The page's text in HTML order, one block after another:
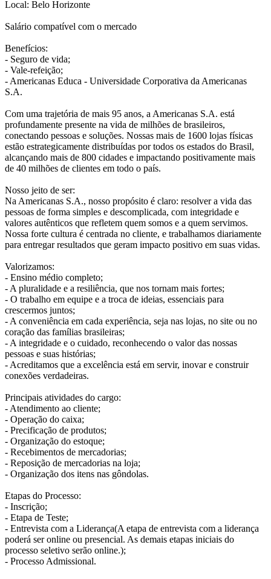
Local: Belo Horizonte
Salário compatível com o mercado
Benefícios:
- Seguro de vida;
- Vale-refeição;
- Americanas Educa - Universidade Corporativa da Americanas
S.A.
Com uma trajetória de mais 95 anos, a Americanas S.A. está
profundamente presente na vida de milhões de brasileiros,
conectando pessoas e soluções. Nossas mais de 1600 lojas físicas
estão estrategicamente distribuídas por todos os estados do Brasil,
alcançando mais de 800 cidades e impactando positivamente mais
de 40 milhões de clientes em todo o país.
Nosso jeito de ser:
Na Americanas S.A., nosso propósito é claro: resolver a vida das
pessoas de forma simples e descomplicada, com integridade e
valores autênticos que refletem quem somos e a quem servimos.
Nossa forte cultura é centrada no cliente, e trabalhamos diariamente
para entregar resultados que geram impacto positivo em suas vidas.
Valorizamos:
- Ensino médio completo;
- A pluralidade e a resiliência, que nos tornam mais fortes;
- O trabalho em equipe e a troca de ideias, essenciais para
crescermos juntos;
- A conveniência em cada experiência, seja nas lojas, no site ou no
coração das famílias brasileiras;
- A integridade e o cuidado, reconhecendo o valor das nossas
pessoas e suas histórias;
- Acreditamos que a excelência está em servir, inovar e construir
conexões verdadeiras.
Principais atividades do cargo:
- Atendimento ao cliente;
- Operação do caixa;
- Precificação de produtos;
- Organização do estoque;
- Recebimentos de mercadorias;
- Reposição de mercadorias na loja;
- Organização dos itens nas gôndolas.
Etapas do Processo:
- Inscrição;
- Etapa de Teste;
- Entrevista com a Liderança(A etapa de entrevista com a liderança
poderá ser online ou presencial. As demais etapas iniciais do
processo seletivo serão online.);
- Processo Admissional.